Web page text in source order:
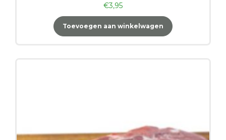
€3,95
Toevoegen aan winkelwagen